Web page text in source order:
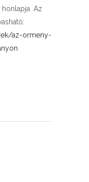
Az
az-ormeny-